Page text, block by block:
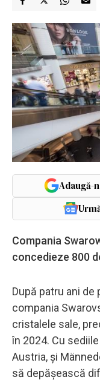
Adaugă-
Compania
concedieze 800
După patru ani
compania
cristalele sale,
în 2024. Cu
Austria, și
să depășească